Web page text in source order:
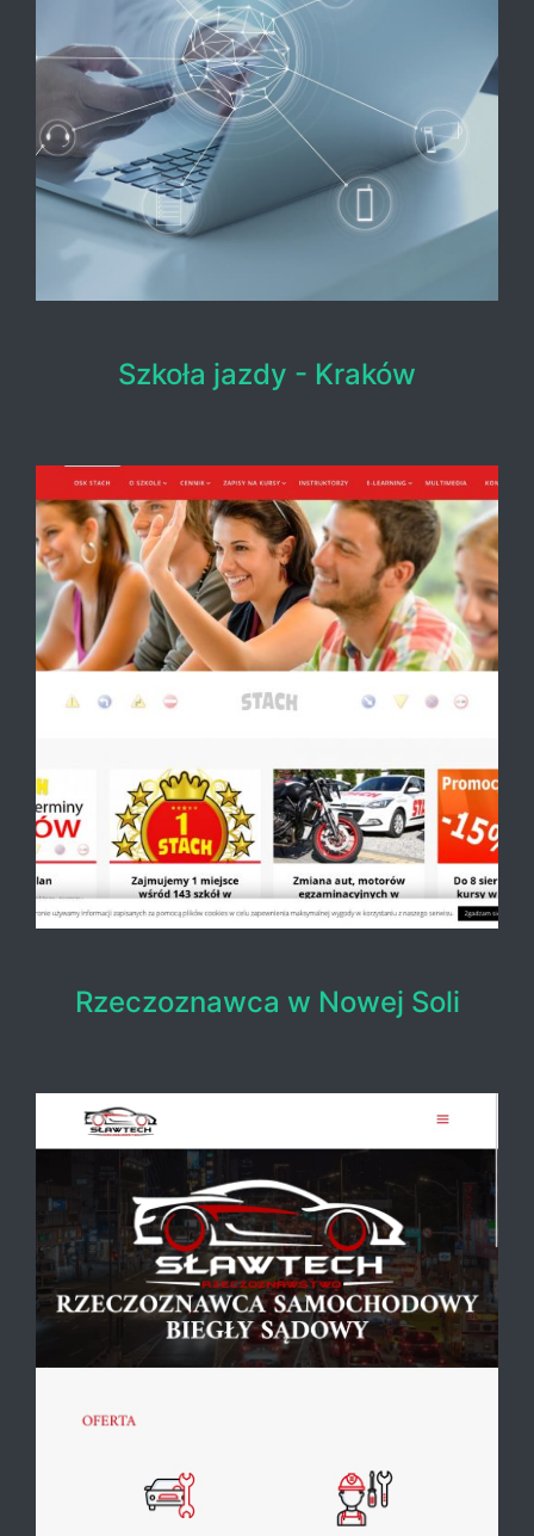
Szkoła jazdy - Kraków
Rzeczoznawca w Nowej Soli